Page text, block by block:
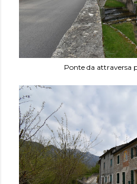
Ponte da attraversa